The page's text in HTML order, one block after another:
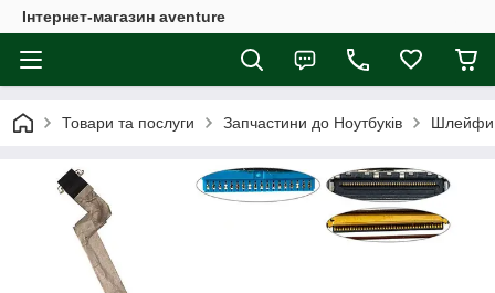
Інтернет-магазин aventure
Товари та послуги Запчастини до Ноутбуків Шлейфи